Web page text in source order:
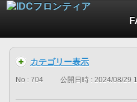
カテゴリー表示
No : 704 公開日時 : 2024/08/29